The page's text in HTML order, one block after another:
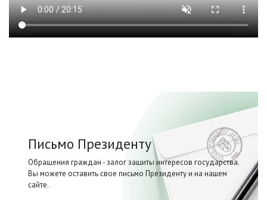
Письмо Президенту
Обращения граждан - залог защиты интересов государства.
Вы можете оставить свое письмо Президенту и на нашем
сайте.